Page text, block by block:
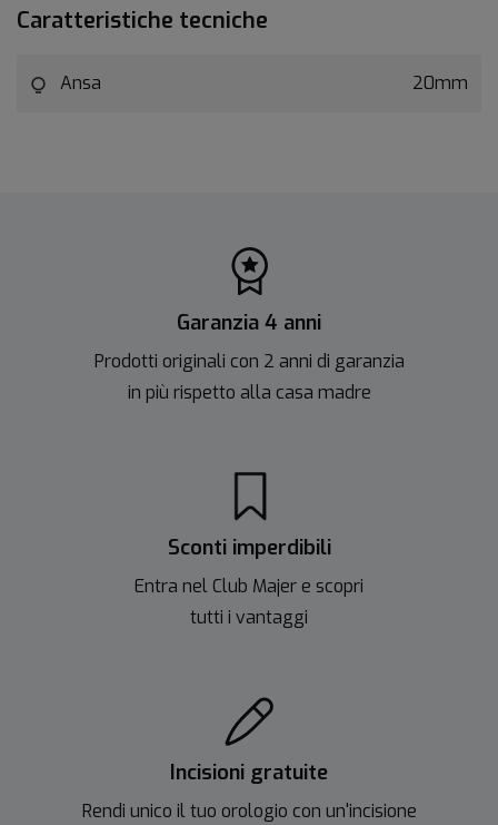
Caratteristiche tecniche
Ansa 20mm
Garanzia 4 anni
Prodotti originali con 2 anni di garanzia
in più rispetto alla casa madre
Sconti imperdibili
Entra nel Club Majer e scopri
tutti i vantaggi
Incisioni gratuite
Rendi unico il tuo orologio con un'incisione